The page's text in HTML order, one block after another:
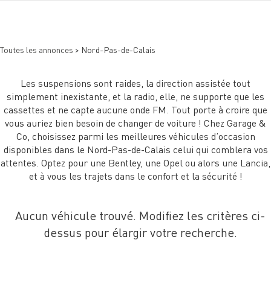
Toutes les annonces > Nord-Pas-de-Calais
Les suspensions sont raides, la direction assistée tout
simplement inexistante, et la radio, elle, ne supporte que les
cassettes et ne capte aucune onde FM. Tout porte à croire que
vous auriez bien besoin de changer de voiture ! Chez Garage &
Co, choisissez parmi les meilleures véhicules d’occasion
disponibles dans le Nord-Pas-de-Calais celui qui comblera vos
attentes. Optez pour une Bentley, une Opel ou alors une Lancia,
et à vous les trajets dans le confort et la sécurité !
Aucun véhicule trouvé. Modifiez les critères ci-
dessus pour élargir votre recherche.